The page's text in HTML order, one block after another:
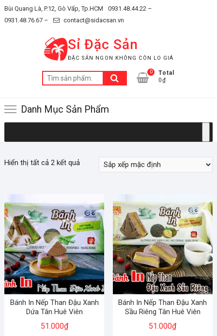
Skip
to
Bùi Quang Là, P.12, Gò Vấp, Tp.HCM
0931.48.44.22 –
0931.48.76.67 –
contact@sidacsan.vn
Sỉ Đặc Sản
ĐẶC SẢN NGON KHÔNG CÒN LO GIÁ
Tìm
kiếm:
0
Total
0₫
Danh Mục Sản Phẩm
Hiển thị tất cả 2 kết quả
Bánh In Nếp Than Đậu Xanh
Dứa Tân Huê Viên
51.000₫
Bánh In Nếp Than Đậu Xanh
Sầu Riêng Tân Huê Viên
51.000₫